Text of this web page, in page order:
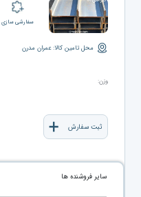
سفارشی سازی
محل تامین کالا: عمران مدرن
وزن:
ثبت سفارش
سایر فروشنده ها